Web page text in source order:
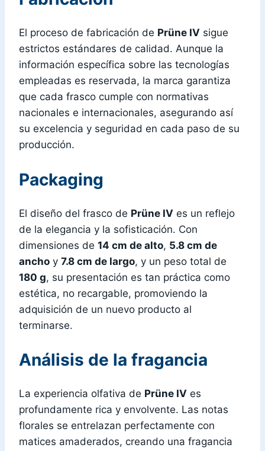
El proceso de fabricación de Prüne IV sigue
estrictos estándares de calidad. Aunque la
información específica sobre las tecnologías
empleadas es reservada, la marca garantiza
que cada frasco cumple con normativas
nacionales e internacionales, asegurando así
su excelencia y seguridad en cada paso de su
producción.
Packaging
El diseño del frasco de Prüne IV es un reflejo
de la elegancia y la sofisticación. Con
dimensiones de 14 cm de alto, 5.8 cm de
ancho y 7.8 cm de largo, y un peso total de
180 g, su presentación es tan práctica como
estética, no recargable, promoviendo la
adquisición de un nuevo producto al
terminarse.
Análisis de la fragancia
La experiencia olfativa de Prüne IV es
profundamente rica y envolvente. Las notas
florales se entrelazan perfectamente con
matices amaderados, creando una fragancia